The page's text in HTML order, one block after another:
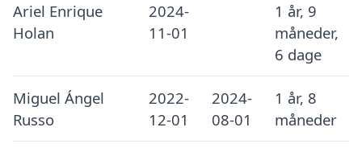
Ariel Enrique
Holan
2024-
11-01
1 år, 9
måneder,
6 dage
Miguel Ángel
Russo
2022-
12-01
2024-
08-01
1 år, 8
måneder